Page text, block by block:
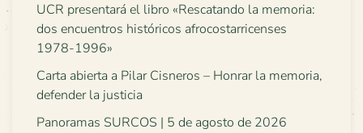
UCR presentará el libro «Rescatando la memoria:
dos encuentros históricos afrocostarricenses
1978-1996»
Carta abierta a Pilar Cisneros – Honrar la memoria,
defender la justicia
Panoramas SURCOS | 5 de agosto de 2026